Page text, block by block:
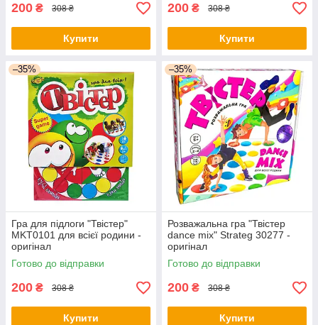
200 ₴ 308 ₴
Купити
200 ₴ 308 ₴
Купити
–35%
Гра для підлоги "Твістер"
MKT0101 для всієї родини -
оригінал
Готово до відправки
200 ₴ 308 ₴
Купити
–35%
Розважальна гра "Твістер
dance mix" Strateg 30277 -
оригінал
Готово до відправки
200 ₴ 308 ₴
Купити